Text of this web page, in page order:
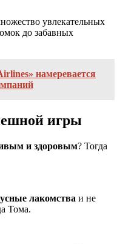
увлекательных
до забавных
намеревается
игры
и здоровым? Тогда
лакомства и не
Тома.